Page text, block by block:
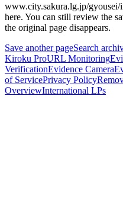
www.city.sakura.lg.jp/gyousei/
here. You can still review the
the original page disappears.
Save another pageSearch
Kiroku ProURL Monitoring
VerificationEvidence Camera
of ServicePrivacy Policy
OverviewInternational LPs